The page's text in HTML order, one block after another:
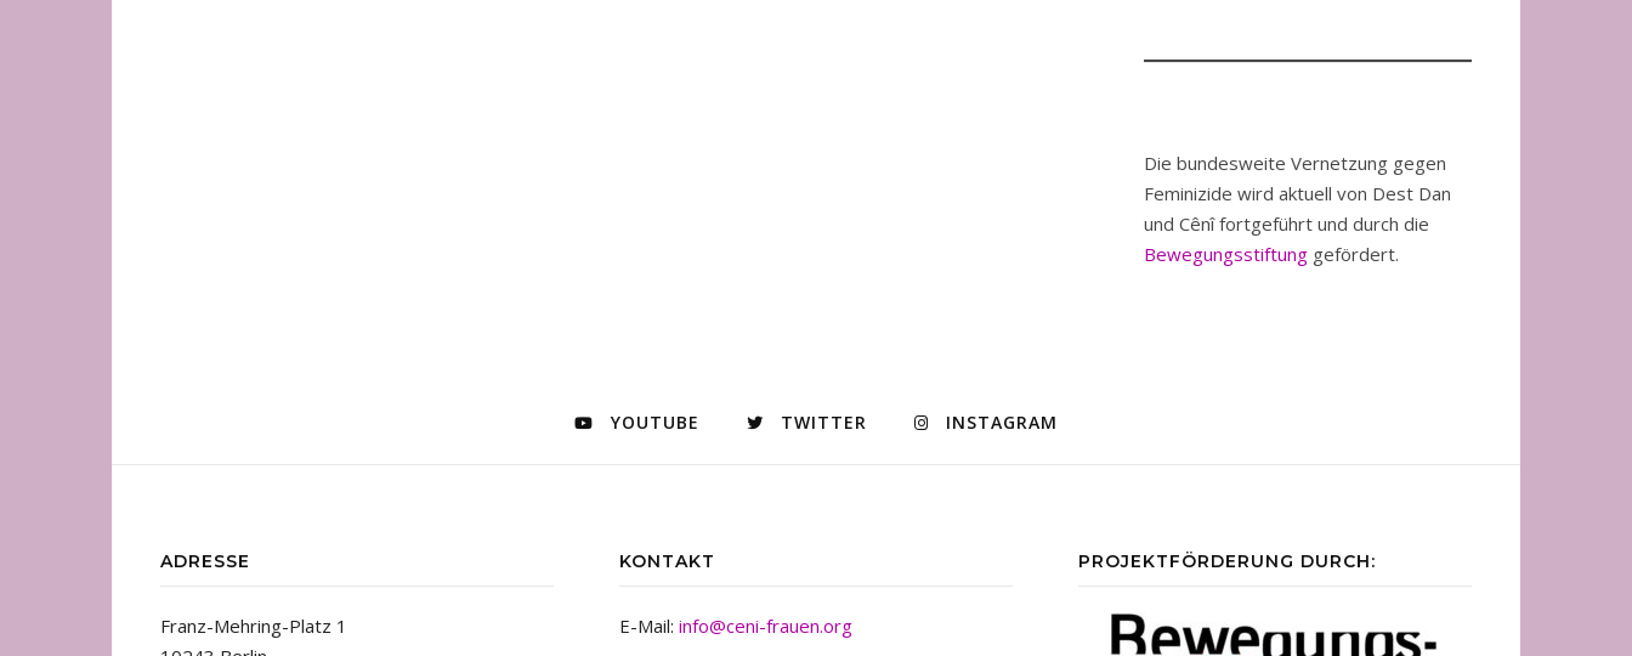
Die bundesweite Vernetzung gegen
Feminizide wird aktuell von Dest Dan
und Cênî fortgeführt und durch die
Bewegungsstiftung gefördert.
YOUTUBE TWITTER INSTAGRAM
ADRESSE
Franz-Mehring-Platz 1
KONTAKT
E-Mail: info@ceni-frauen.org
PROJEKTFÖRDERUNG DURCH: